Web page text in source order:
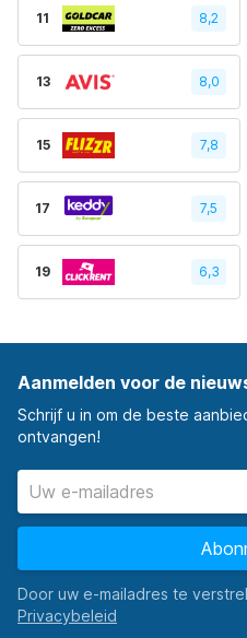
11 8,2
13 8,0
15 7,8
17 7,5
19 6,3
Aanmelden voor de
Schrijf u in om de beste
ontvangen!
Door uw e-mailadres te